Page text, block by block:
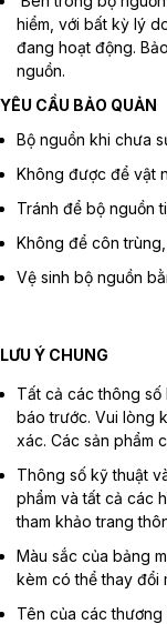
hiểm, với bất kỳ lý
đang hoạt động.
nguồn.
YÊU CẦU BẢO QUẢN
Bộ nguồn khi chưa
Không được để vật
Tránh để bộ nguồn
Không để côn
Vệ sinh bộ nguồn
LƯU Ý CHUNG
Tất cả các thông
báo trước. Vui lòng
xác. Các sản phẩm
Thông số kỹ thuật
phẩm và tất cả các
tham khảo trang
Màu sắc của bảng
kèm có thể thay đổi
Tên của các